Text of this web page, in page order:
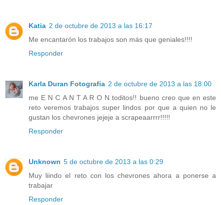
Katia 2 de octubre de 2013 a las 16:17
Me encantarón los trabajos son más que geniales!!!!
Responder
Karla Duran Fotografia 2 de octubre de 2013 a las 18:00
me E N C A N T A R O N toditos!! bueno creo que en este
reto veremos trabajos super lindos por que a quien no le
gustan los chevrones jejeje a scrapeaarrrr!!!!!
Responder
Unknown 5 de octubre de 2013 a las 0:29
Muy liindo el reto con los chevrones ahora a ponerse a
trabajar
Responder